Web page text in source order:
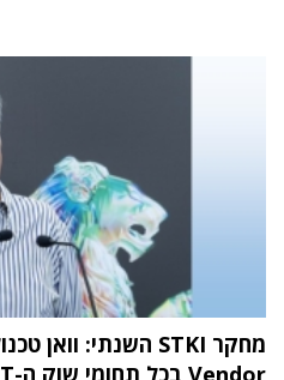
Vendor בכל תחומי שוק ה-IT